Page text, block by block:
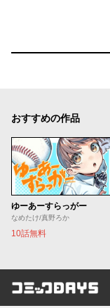
おすすめの作品
ゆーあーすらっがー
なめたけ/真野ろか
10話無料
コミック